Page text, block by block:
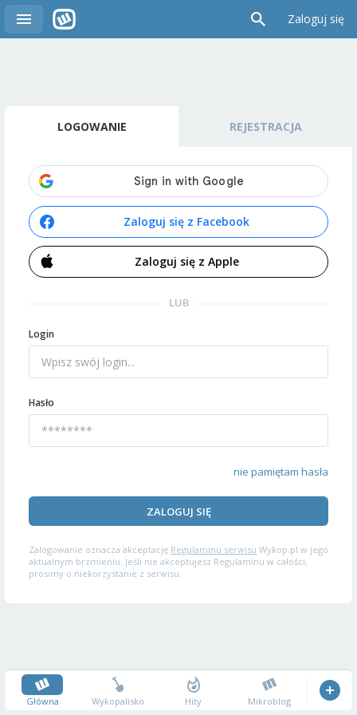
Zaloguj się
LOGOWANIE REJESTRACJA
Zaloguj się z Facebook
Zaloguj się z Apple
LUB
Login
Hasło
nie pamiętam hasła
ZALOGUJ SIĘ
Zalogowanie oznacza akceptację Regulaminu serwisu Wykop.pl w jego
aktualnym brzmieniu. Jeśli nie akceptujesz Regulaminu w całości,
prosimy o niekorzystanie z serwisu.
Główna Wykopalisko Hity Mikroblog